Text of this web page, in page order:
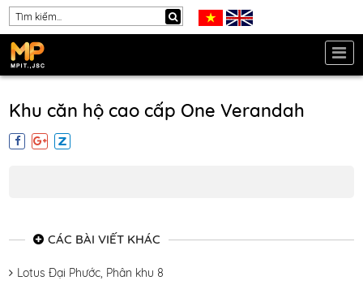
Khu căn hộ cao cấp One Verandah
CÁC BÀI VIẾT KHÁC
Lotus Đại Phước, Phân khu 8